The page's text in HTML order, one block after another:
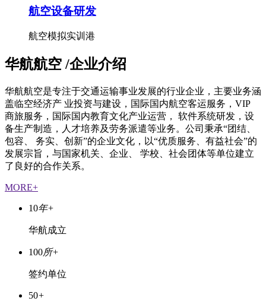
航空设备研发
航空模拟实训港
华航航空 /企业介绍
华航航空是专注于交通运输事业发展的行业企业，主要业务涵
盖临空经济产 业投资与建设，国际国内航空客运服务，VIP
商旅服务，国际国内教育文化产业运营， 软件系统研发，设
备生产制造，人才培养及劳务派遣等业务。公司秉承“团结、
包容、 务实、创新”的企业文化，以“优质服务、有益社会”的
发展宗旨，与国家机关、企业、 学校、社会团体等单位建立
了良好的合作关系。
MORE+
10年+
华航成立
100所+
签约单位
50+